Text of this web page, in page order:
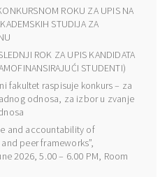
ROKU ZA UPIS NA
STUDIJA ZA
ROK ZA UPIS KANDIDATA
STUDENTI)
fakultet raspisuje konkurs – za
odnosa, za izbor u zvanje
and accountability of
peer frameworks”,
2026, 5.00 – 6.00 PM, Room